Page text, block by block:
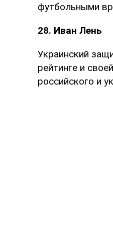
футбольными
28. Иван Лень
Украинский
рейтинге и
российского и